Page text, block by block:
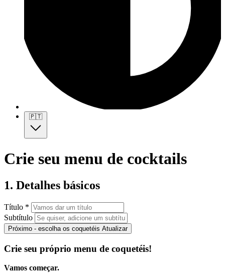
🇵🇹
Crie seu menu de cocktails
1. Detalhes básicos
Título *
Subtítulo
Próximo - escolha os coquetéis Atualizar
Crie seu próprio menu de coquetéis!
Vamos começar.